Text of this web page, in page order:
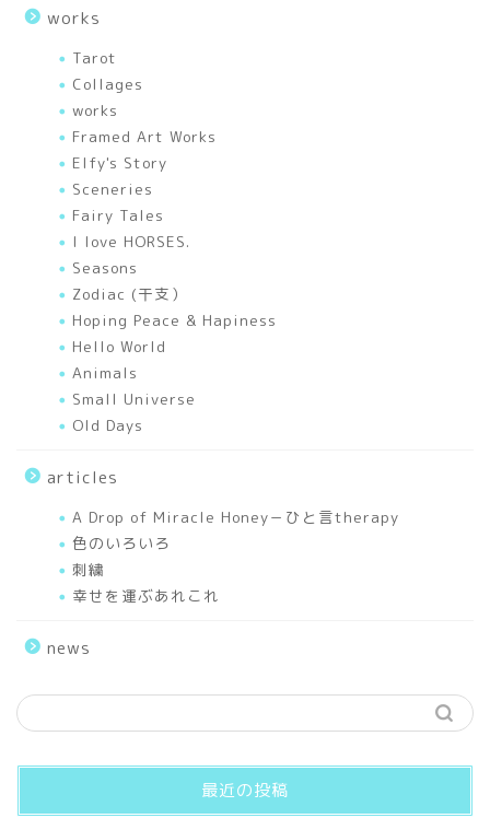
works
Tarot
Collages
works
Framed Art Works
Elfy's Story
Sceneries
Fairy Tales
I love HORSES.
Seasons
Zodiac (干支）
Hoping Peace & Hapiness
Hello World
Animals
Small Universe
Old Days
articles
A Drop of Miracle Honey－ひと言therapy
色のいろいろ
刺繍
幸せを運ぶあれこれ
news
最近の投稿